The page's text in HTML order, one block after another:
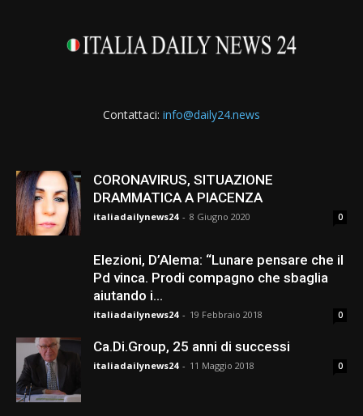
Contattaci: info@daily24.news
CORONAVIRUS, SITUAZIONE
DRAMMATICA A PIACENZA
italiadailynews24 - 8 Giugno 2020 0
Elezioni, D’Alema: “Lunare pensare che il
Pd vinca. Prodi compagno che sbaglia
aiutando i...
italiadailynews24 - 19 Febbraio 2018 0
Ca.Di.Group, 25 anni di successi
italiadailynews24 - 11 Maggio 2018 0